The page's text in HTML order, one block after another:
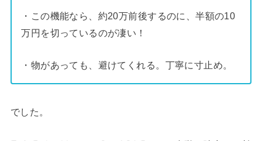
・この機能なら、約20万前後するのに、半額の10
万円を切っているのが凄い！
・物があっても、避けてくれる。丁寧に寸止め。
でした。